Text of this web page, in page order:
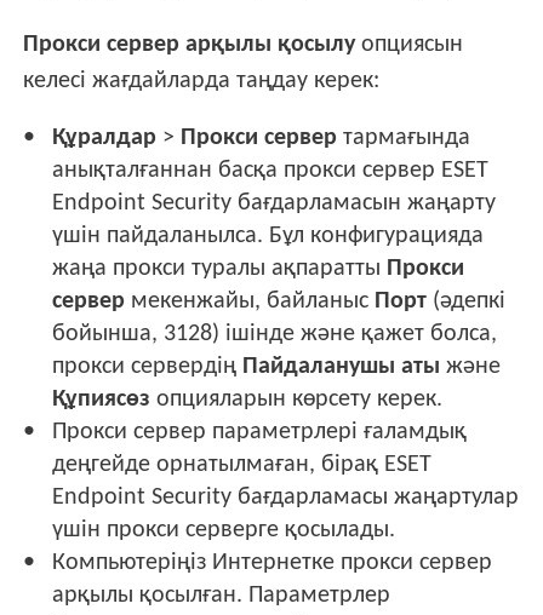
Прокси сервер арқылы қосылуопциясын
келесі жағдайларда таңдау керек:
Құралдар > Прокси сервер тармағында
анықталғаннан басқа прокси сервер ESET
Endpoint Security бағдарламасын жаңарту
үшін пайдаланылса. Бұл конфигурацияда
жаңа прокси туралы ақпаратты Прокси
сервер мекенжайы, байланыс Порт (әдепкі
бойынша, 3128) ішінде және қажет болса,
прокси сервердің Пайдаланушы аты және
Құпиясөз опцияларын көрсету керек.
Прокси сервер параметрлері ғаламдық
деңгейде орнатылмаған, бірақ ESET
Endpoint Security бағдарламасы жаңартулар
үшін прокси серверге қосылады.
Компьютеріңіз Интернетке прокси сервер
арқылы қосылған. Параметрлер